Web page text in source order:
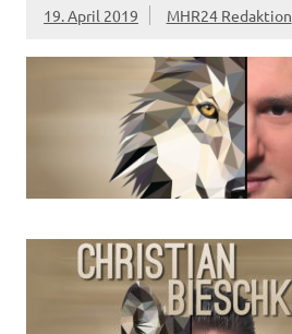
19. April 2019 MHR24 Redaktion